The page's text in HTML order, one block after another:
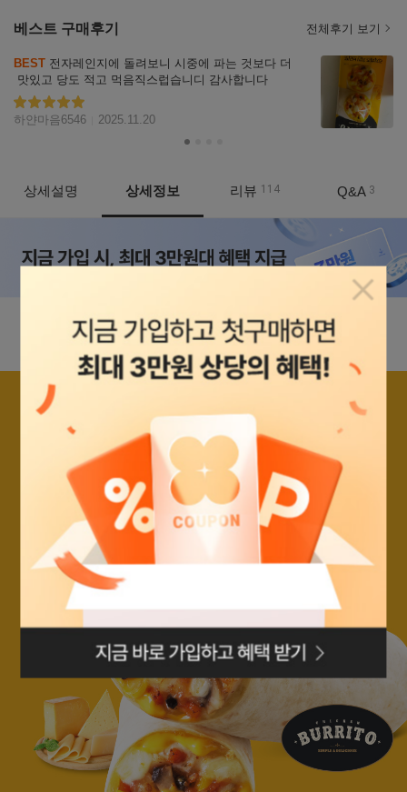
베스트 구매후기
별점5
하얀마음6546 2025.11.20
BEST 전자레인지에 돌려보니 시중에 파는 것보다 더
맛있고 당도 적고 먹음직스럽습니디 감사합니다
리뷰
자세히
보기
전체후기 보기
상세설명 상세정보 리뷰 114 Q&A 3
< 공지사항 >
7/16(목) 배송 불가, 7/17(금)부터 정상배송 재개
팝업닫
로그인페이지로